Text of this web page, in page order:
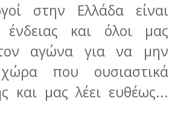
στην Ελλάδα είναι
και όλοι μας
αγώνα για να μην
που ουσιαστικά
και μας λέει ευθέως...